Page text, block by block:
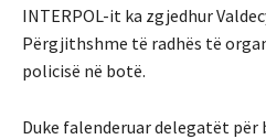
INTERPOL-it ka zgjedhur
Përgjithshme të radhës të
policisë në botë.
Duke falenderuar delegatët